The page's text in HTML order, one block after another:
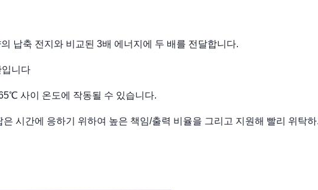
납축 전지와 비교된 3배 에너지에 두 배를 전달합니다.
입니다
사이 온도에 작동될 수 있습니다.
시간에 응하기 위하여 높은 책임/출력 비율을 그리고 지원해 빨리 위탁